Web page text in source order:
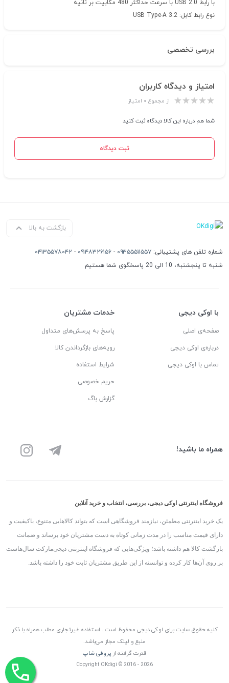
با رابط USB 2.0 با سرعت حداکثر 480 مگابیت بر ثانیه
نوع رابط کابل: USB Type-A 3.2
بررسی تخصصی
امتیاز و دیدگاه کاربران
از مجموع ۰ امتیاز
شما هم درباره این کالا دیدگاه ثبت کنید
ثبت دیدگاه
بازگشت به بالا
شماره تلفن های پشتیبانی: ۰۹۳۵۵۵۱۱۵۵۷ - ۰۹۱۴۸۳۲۶۱۵۶ - ۰۴۱۳۵۵۷۸۰۴۲
شنبه تا پنجشنبه، 10 الی 20 پاسخگوی شما هستیم
با اوکی دیجی
صفحه‌ی اصلی
درباره‌ی اوکی دیجی
تماس با اوکی دیجی
خدمات مشتریان
پاسخ به پرسش‌های متداول
رویه‌های بازگرداندن کالا
شرایط استفاده
حریم خصوصی
گزارش باگ
همراه ما باشید!
فروشگاه اینترنتی اوکی دیجی، بررسی، انتخاب و خرید آنلاین
یک خرید اینترنتی مطمئن، نیازمند فروشگاهی است که بتواند کالاهایی متنوع، باکیفیت و
دارای قیمت مناسب را در مدت زمانی کوتاه به دست مشتریان خود برساند و ضمانت
بازگشت کالا هم داشته باشد؛ ویژگی‌هایی که فروشگاه اینترنتی دیجی‌مارکت سال‌هاست
بر روی آن‌ها کار کرده و توانسته از این طریق مشتریان ثابت خود را داشته باشد.
کلیه حقوق سایت برای اوکی دیجی محفوظ است . استفاده غیرتجاری مطلب همراه با ذکر
منبع و لینک مجاز می‌باشد.
قدرت گرفته ازپروفی شاپ
Copyright OKdigi © 2016 - 2026